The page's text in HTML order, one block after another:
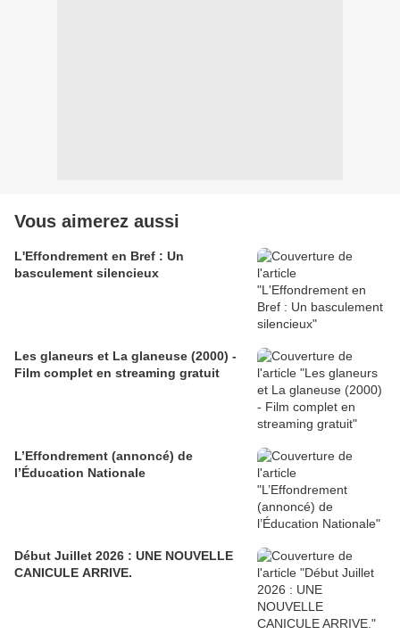
Vous aimerez aussi
L'Effondrement en Bref : Un
basculement silencieux
Les glaneurs et La glaneuse (2000) -
Film complet en streaming gratuit
L’Effondrement (annoncé) de
l’Éducation Nationale
Début Juillet 2026 : UNE NOUVELLE
CANICULE ARRIVE.